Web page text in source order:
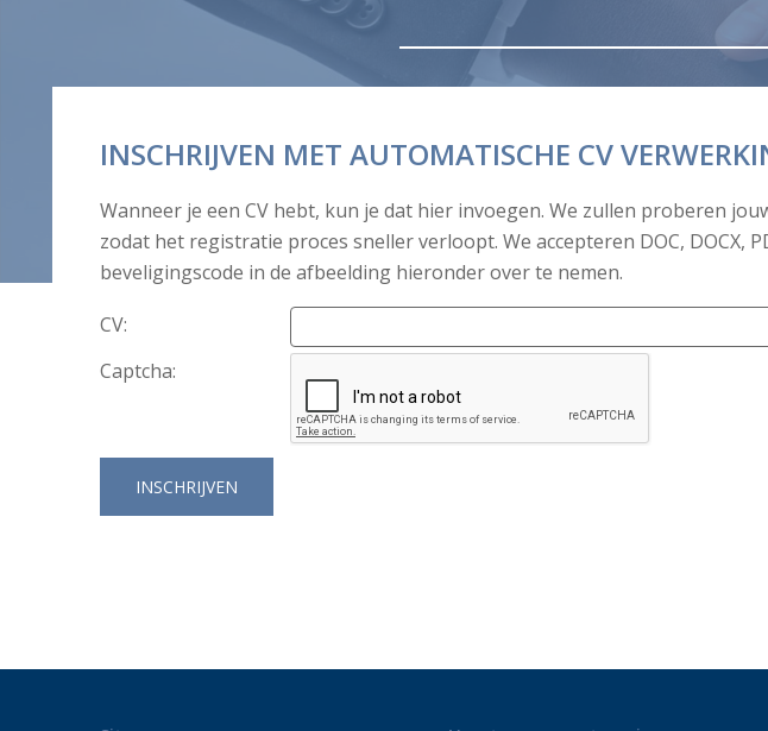
INSCHRIJVEN MET AUTOMATISCHE CV
Wanneer je een CV hebt, kun je dat hier invoegen. We zullen proberen
zodat het registratie proces sneller verloopt. We accepteren DOC, DOCX,
beveligingscode in de afbeelding hieronder over te nemen.
CV:
Captcha: